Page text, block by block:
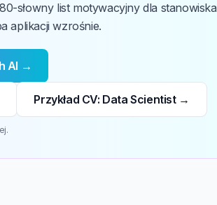
słowny list motywacyjny dla stanowiska
aplikacji wzrośnie.
AI →
Przykład CV: Data Scientist →